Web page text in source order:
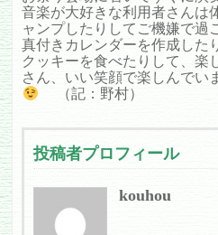
音楽が大好きな利用者さんは
ャンプしたりしてご機嫌で過
真付きカレンダーを作成した
クッキーを食べたりして、楽
さん、いい笑顔で楽しんでい
（記：野村）
投稿者プロフィール
kouhou